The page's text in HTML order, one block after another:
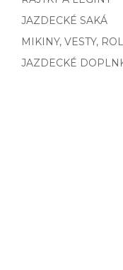
JAZDECKÉ SAKÁ
MIKINY, VESTY,
JAZDECKÉ